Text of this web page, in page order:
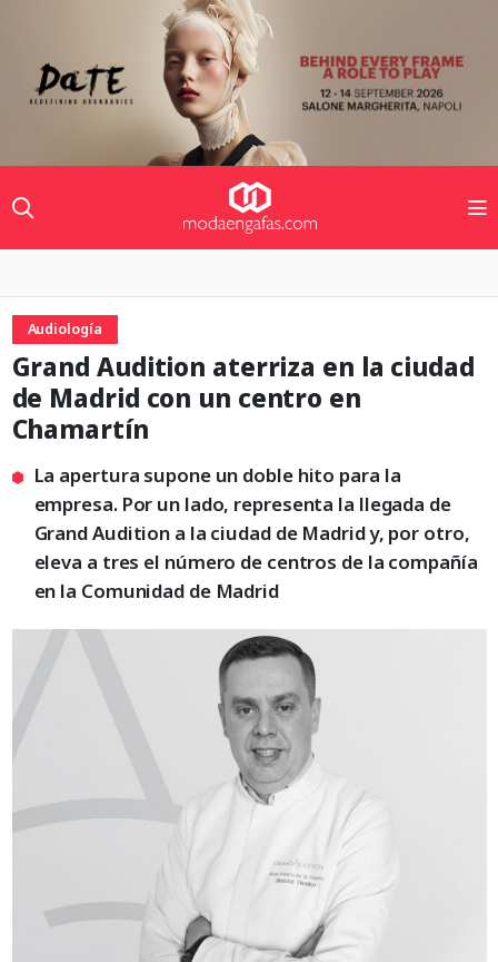
Audiología
Grand Audition aterriza en la ciudad
de Madrid con un centro en
Chamartín
La apertura supone un doble hito para la
empresa. Por un lado, representa la llegada de
Grand Audition a la ciudad de Madrid y, por otro,
eleva a tres el número de centros de la compañía
en la Comunidad de Madrid